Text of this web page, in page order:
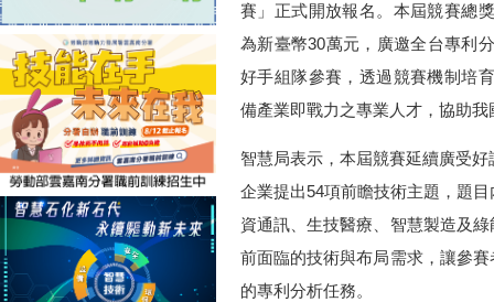
賽」正式開放報名。本屆競賽總
為新臺幣30萬元，廣邀全台專利
好手組隊參賽，透過競賽機制培
備產業即戰力之專業人才，協助
智慧局表示，本屆競賽延續廣受
企業提出54項前瞻技術主題，題
資通訊、生技醫療、智慧製造及
前面臨的技術與布局需求，讓參
的專利分析任務。